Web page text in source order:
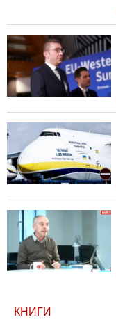
КНИГИ